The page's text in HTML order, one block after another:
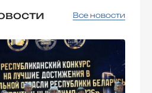
Все новости